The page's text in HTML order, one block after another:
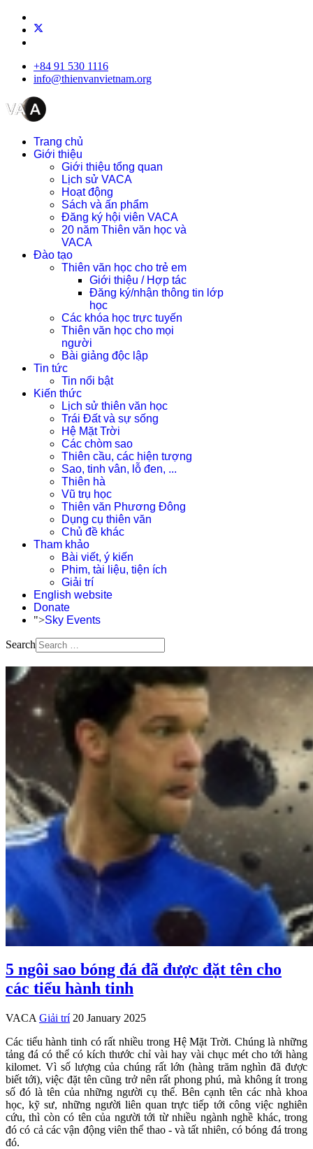
+84 91 530 1116
info@thienvanvietnam.org
Trang chủ
Giới thiệu
Giới thiệu tổng quan
Lịch sử VACA
Hoạt động
Sách và ấn phẩm
Đăng ký hội viên VACA
20 năm Thiên văn học và
VACA
Đào tạo
Thiên văn học cho trẻ em
Giới thiệu / Hợp tác
Đăng ký/nhận thông tin lớp
học
Các khóa học trực tuyến
Thiên văn học cho mọi
người
Bài giảng độc lập
Tin tức
Tin nổi bật
Kiến thức
Lịch sử thiên văn học
Trái Đất và sự sống
Hệ Mặt Trời
Các chòm sao
Thiên cầu, các hiện tượng
Sao, tinh vân, lỗ đen, ...
Thiên hà
Vũ trụ học
Thiên văn Phương Đông
Dụng cụ thiên văn
Chủ đề khác
Tham khảo
Bài viết, ý kiến
Phim, tài liệu, tiện ích
Giải trí
English website
Donate
">Sky Events
Search
5 ngôi sao bóng đá đã được đặt tên cho
các tiểu hành tinh
VACA Giải trí 20 January 2025
Các tiểu hành tinh có rất nhiều trong Hệ Mặt Trời. Chúng là những
tảng đá có thể có kích thước chỉ vài hay vài chục mét cho tới hàng
kilomet. Vì số lượng của chúng rất lớn (hàng trăm nghìn đã được
biết tới), việc đặt tên cũng trở nên rất phong phú, mà không ít trong
số đó là tên của những người cụ thể. Bên cạnh tên các nhà khoa
học, kỹ sư, những người liên quan trực tiếp tới công việc nghiên
cứu, thì còn có tên của người tới từ nhiều ngành nghề khác, trong
đó có cả các vận động viên thể thao - và tất nhiên, có bóng đá trong
đó.